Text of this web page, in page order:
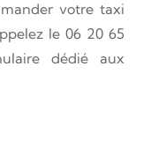
votre taxi
le 06 20 65
dédié aux